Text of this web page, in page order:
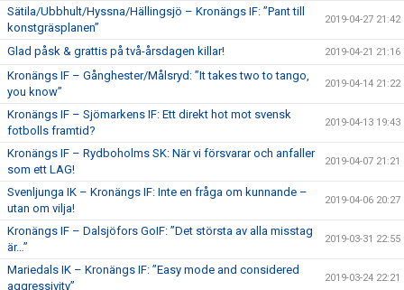
Sätila/Ubbhult/Hyssna/Hällingsjö – Kronängs IF: ”Pant till
konstgräsplanen”
2019-04-27 21:42
Glad påsk & grattis på två-årsdagen killar! 2019-04-21 21:16
Kronängs IF – Gånghester/Målsryd: ”It takes two to tango,
you know”
2019-04-14 21:22
Kronängs IF – Sjömarkens IF: Ett direkt hot mot svensk
fotbolls framtid?
2019-04-13 19:43
Kronängs IF – Rydboholms SK: När vi försvarar och anfaller
som ett LAG!
2019-04-07 21:21
Svenljunga IK – Kronängs IF: Inte en fråga om kunnande –
utan om vilja!
2019-04-06 20:27
Kronängs IF – Dalsjöfors GoIF: ”Det största av alla misstag
är…”
2019-03-31 22:55
Mariedals IK – Kronängs IF: ”Easy mode and considered
aggressivity”
2019-03-24 22:21